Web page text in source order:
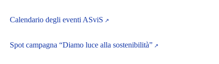
Calendario degli eventi ASviS
Spot campagna “Diamo luce alla sostenibilità”